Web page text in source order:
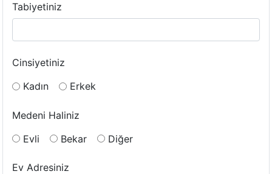
Tabiyetiniz
Cinsiyetiniz
Kadın
Erkek
Medeni Haliniz
Evli
Bekar Diğer
Ev Adresiniz